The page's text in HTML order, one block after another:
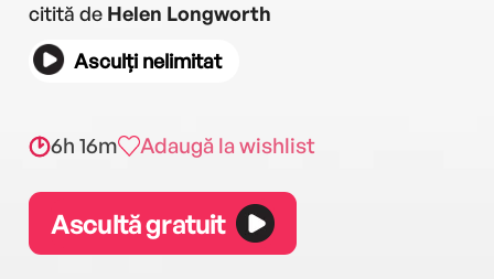
citită de Helen Longworth
Asculți nelimitat
6h 16m Adaugă la wishlist
Ascultă gratuit